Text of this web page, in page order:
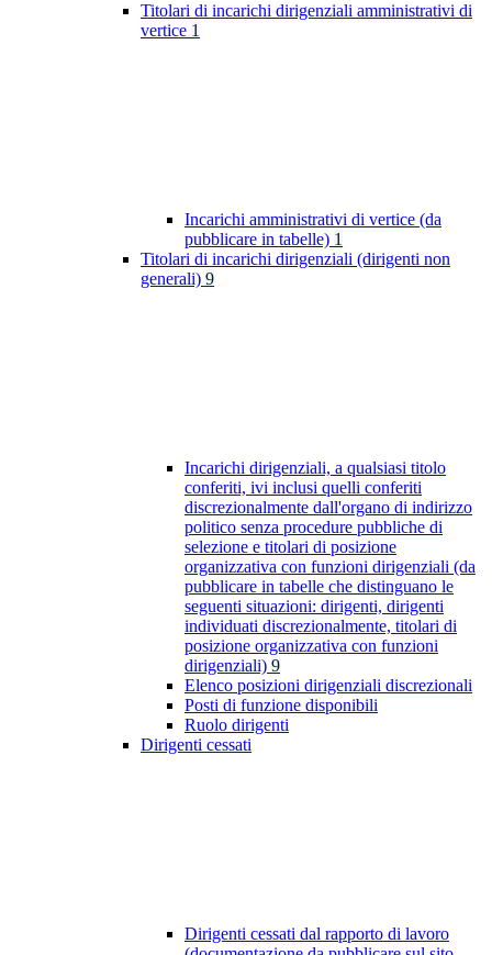
Titolari di incarichi dirigenziali amministrativi di
vertice 1
Incarichi amministrativi di vertice (da
pubblicare in tabelle) 1
Titolari di incarichi dirigenziali (dirigenti non
generali) 9
Incarichi dirigenziali, a qualsiasi titolo
conferiti, ivi inclusi quelli conferiti
discrezionalmente dall'organo di indirizzo
politico senza procedure pubbliche di
selezione e titolari di posizione
organizzativa con funzioni dirigenziali (da
pubblicare in tabelle che distinguano le
seguenti situazioni: dirigenti, dirigenti
individuati discrezionalmente, titolari di
posizione organizzativa con funzioni
dirigenziali) 9
Elenco posizioni dirigenziali discrezionali
Posti di funzione disponibili
Ruolo dirigenti
Dirigenti cessati
Dirigenti cessati dal rapporto di lavoro